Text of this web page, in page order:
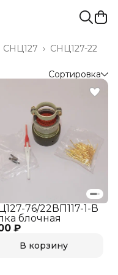
СНЦ127-22
СНЦ127 ›
Сортировка
₽
76/22ВП117-1-В
блочная
В корзину